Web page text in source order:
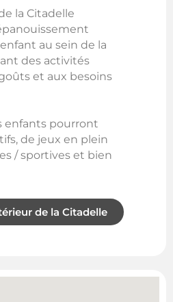
la Citadelle
au sein de la
des activités
et aux besoins
enfants pourront
de jeux en plein
/ sportives et bien
de la Citadelle